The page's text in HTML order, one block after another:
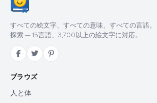
すべての絵文字、すべての意味、すべての言語。
探索 — 15言語、3,700以上の絵文字に対応。
ブラウズ
人と体